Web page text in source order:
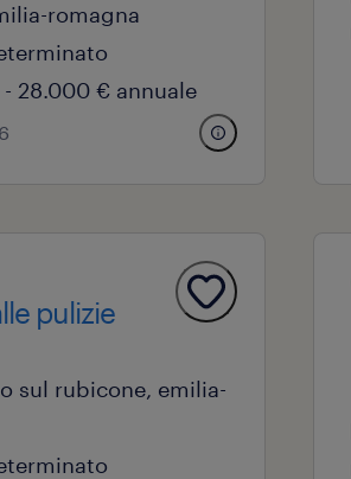
romagna
28.000 € annuale
pulizie
sul rubicone, emilia-